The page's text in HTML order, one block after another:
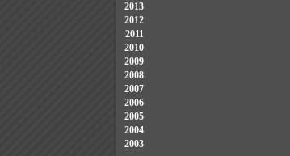
2013
2012
2011
2010
2009
2008
2007
2006
2005
2004
2003